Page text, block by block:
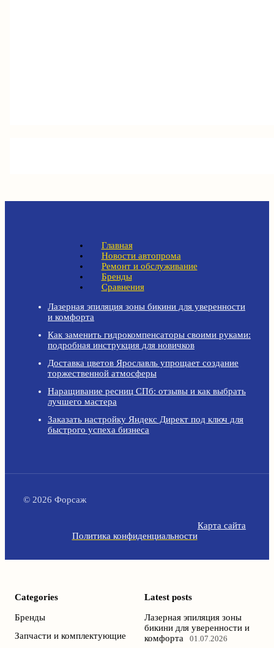
Главная
Новости автопрома
Ремонт и обслуживание
Бренды
Сравнения
Лазерная эпиляция зоны бикини для уверенности
и комфорта
Как заменить гидрокомпенсаторы своими руками:
подробная инструкция для новичков
Доставка цветов Ярославль упрощает создание
торжественной атмосферы
Наращивание ресниц СПб: отзывы и как выбрать
лучшего мастера
Заказать настройку Яндекс Директ под ключ для
быстрого успеха бизнеса
© 2026 Форсаж
Карта сайта
Политика конфиденциальности
Categories
Бренды
Запчасти и комплектующие
Latest posts
Лазерная эпиляция зоны
бикини для уверенности и
комфорта
01.07.2026